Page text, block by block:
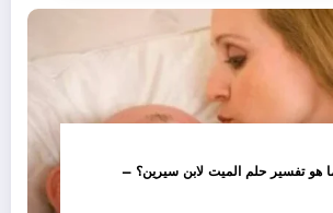
تفسير حلم الميت لابن سيرين؟ –